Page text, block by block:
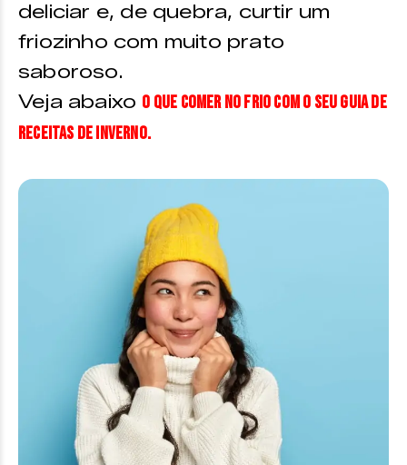
deliciar e, de quebra, curtir um
friozinho com muito prato
saboroso.
Veja abaixo o que comer no frio com o seu Guia de
Receitas de Inverno.